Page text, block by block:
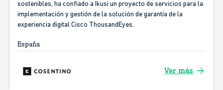
sostenibles, ha confiado a Ikusi un proyecto de servicios para la
implementación y gestión de la solución de garantía de la
experiencia digital Cisco ThousandEyes.
España
Ver más arrow_forward